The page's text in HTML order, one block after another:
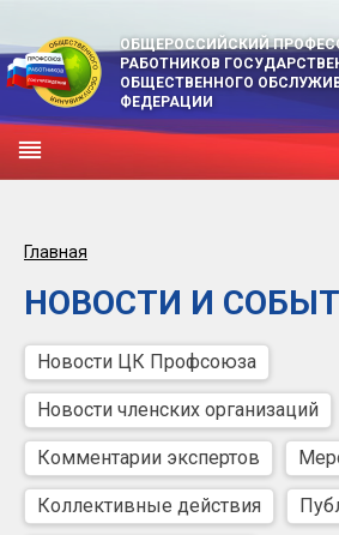
ОБЩЕРОССИЙСКИЙ
РАБОТНИКОВ
ОБЩЕСТВЕННОГО
ФЕДЕРАЦИИ
Главная
НОВОСТИ И
Новости ЦК Профсоюза
Новости членских организаций
Комментарии экспертов
Коллективные действия